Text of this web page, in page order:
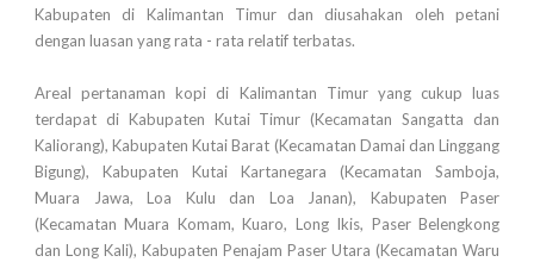
Kabupaten di Kalimantan Timur dan diusahakan oleh petani
dengan luasan yang rata - rata relatif terbatas.
Areal pertanaman kopi di Kalimantan Timur yang cukup luas
terdapat di Kabupaten Kutai Timur (Kecamatan Sangatta dan
Kaliorang), Kabupaten Kutai Barat (Kecamatan Damai dan Linggang
Bigung), Kabupaten Kutai Kartanegara (Kecamatan Samboja,
Muara Jawa, Loa Kulu dan Loa Janan), Kabupaten Paser
(Kecamatan Muara Komam, Kuaro, Long Ikis, Paser Belengkong
dan Long Kali), Kabupaten Penajam Paser Utara (Kecamatan Waru